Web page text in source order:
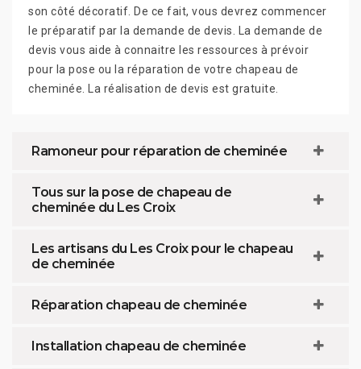
son côté décoratif. De ce fait, vous devrez commencer
le préparatif par la demande de devis. La demande de
devis vous aide à connaitre les ressources à prévoir
pour la pose ou la réparation de votre chapeau de
cheminée. La réalisation de devis est gratuite.
Ramoneur pour réparation de cheminée
Tous sur la pose de chapeau de
cheminée du Les Croix
Les artisans du Les Croix pour le chapeau
de cheminée
Réparation chapeau de cheminée
Installation chapeau de cheminée